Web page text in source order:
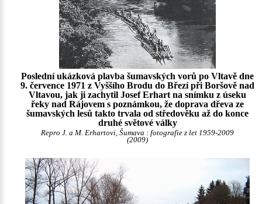
Poslední ukázková plavba šumavských vorů po Vltavě dne
9. července 1971 z Vyššího Brodu do Březí při Boršově nad
Vltavou, jak ji zachytil Josef Erhart na snímku z úseku
řeky nad Rájovem s poznámkou, že doprava dřeva ze
šumavských lesů takto trvala od středověku až do konce
druhé světové války
Repro J. a M. Erhartovi, Šumava : fotografie z let 1959-2009
(2009)